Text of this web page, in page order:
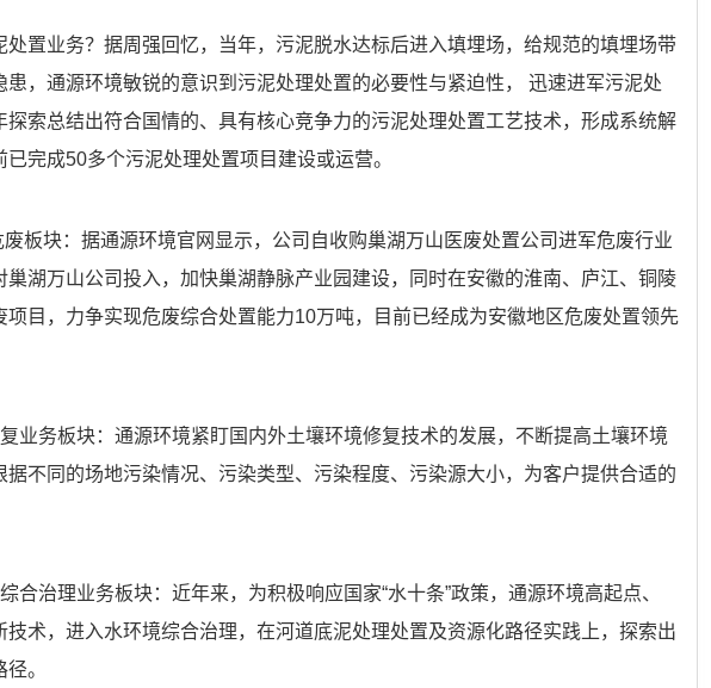
处置业务？据周强回忆，当年，污泥脱水达标后进入填埋场，给规范的填埋场带
患，通源环境敏锐的意识到污泥处理处置的必要性与紧迫性， 迅速进军污泥处
探索总结出符合国情的、具有核心竞争力的污泥处理处置工艺技术，形成系统解
完成50多个污泥处理处置项目建设或运营。
废板块：据通源环境官网显示，公司自收购巢湖万山医废处置公司进军危废行业
巢湖万山公司投入，加快巢湖静脉产业园建设，同时在安徽的淮南、庐江、铜陵
项目，力争实现危废综合处置能力10万吨，目前已经成为安徽地区危废处置领先
复业务板块：通源环境紧盯国内外土壤环境修复技术的发展，不断提高土壤环境
据不同的场地污染情况、污染类型、污染程度、污染源大小，为客户提供合适的
综合治理业务板块：近年来，为积极响应国家“水十条”政策，通源环境高起点、
技术，进入水环境综合治理，在河道底泥处理处置及资源化路径实践上，探索出
。